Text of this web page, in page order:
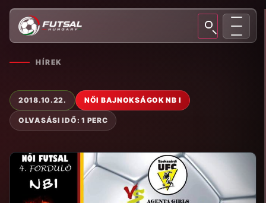
HÍREK
2018.10.22. NŐI BAJNOKSÁGOK NB I
OLVASÁSI IDŐ: 1 PERC